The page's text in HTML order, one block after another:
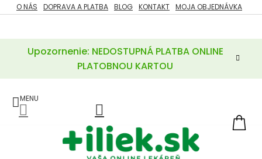
Prejsť
na
Upozornenie: NEDOSTUPNÁ PLATBA ONLINE
PLATOBNOU KARTOU
O NÁS DOPRAVA A PLATBA BLOG KONTAKT MOJA OBJEDNÁVKA
ZĽAVY
POTREBY
A
LIEKY